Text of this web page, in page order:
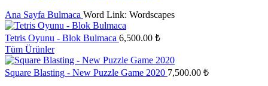
Ana Sayfa Bulmaca Word Link: Wordscapes
Tetris Oyunu - Blok Bulmaca 6,500.00 ₺
Tüm Ürünler
Square Blasting - New Puzzle Game 2020 7,500.00 ₺